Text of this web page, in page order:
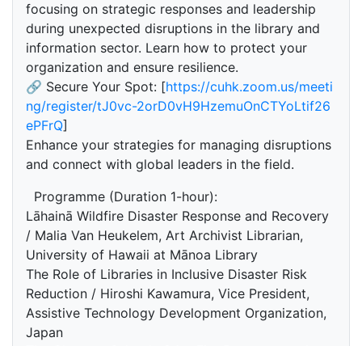
focusing on strategic responses and leadership
during unexpected disruptions in the library and
information sector. Learn how to protect your
organization and ensure resilience.
🔗 Secure Your Spot: [https://cuhk.zoom.us/meeti
ng/register/tJ0vc-2orD0vH9HzemuOnCTYoLtif26
ePFrQ]
Enhance your strategies for managing disruptions
and connect with global leaders in the field.
Programme (Duration 1-hour):
Lāhainā Wildfire Disaster Response and Recovery
/ Malia Van Heukelem, Art Archivist Librarian,
University of Hawaii at Mānoa Library
The Role of Libraries in Inclusive Disaster Risk
Reduction / Hiroshi Kawamura, Vice President,
Assistive Technology Development Organization,
Japan